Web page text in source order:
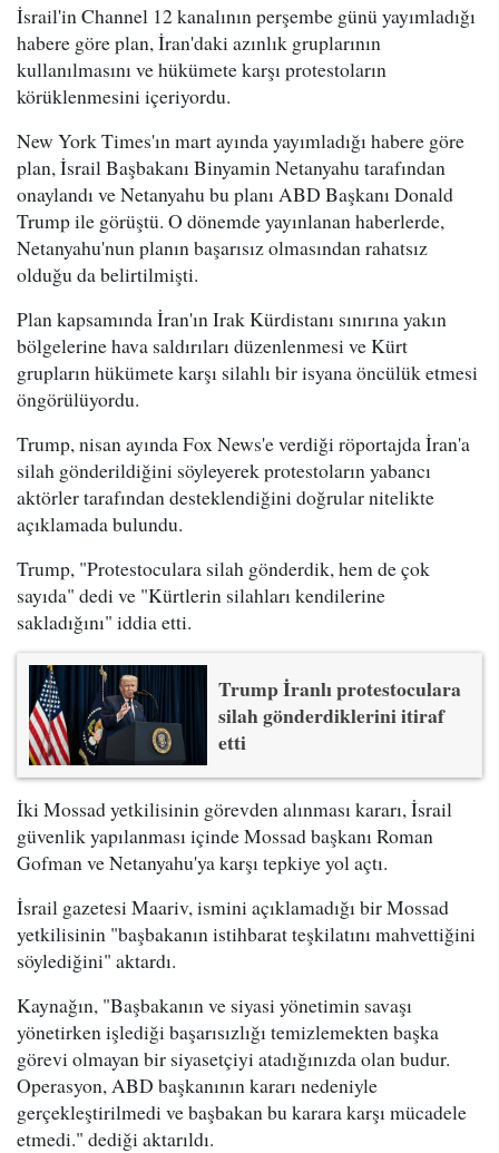
İsrail'in Channel 12 kanalının perşembe günü yayımladığı
habere göre plan, İran'daki azınlık gruplarının
kullanılmasını ve hükümete karşı protestoların
körüklenmesini içeriyordu.
New York Times'ın mart ayında yayımladığı habere göre
plan, İsrail Başbakanı Binyamin Netanyahu tarafından
onaylandı ve Netanyahu bu planı ABD Başkanı Donald
Trump ile görüştü. O dönemde yayınlanan haberlerde,
Netanyahu'nun planın başarısız olmasından rahatsız
olduğu da belirtilmişti.
Plan kapsamında İran'ın Irak Kürdistanı sınırına yakın
bölgelerine hava saldırıları düzenlenmesi ve Kürt
grupların hükümete karşı silahlı bir isyana öncülük etmesi
öngörülüyordu.
Trump, nisan ayında Fox News'e verdiği röportajda İran'a
silah gönderildiğini söyleyerek protestoların yabancı
aktörler tarafından desteklendiğini doğrular nitelikte
açıklamada bulundu.
Trump, "Protestoculara silah gönderdik, hem de çok
sayıda" dedi ve "Kürtlerin silahları kendilerine
sakladığını" iddia etti.
Trump İranlı protestoculara
silah gönderdiklerini itiraf
etti
İki Mossad yetkilisinin görevden alınması kararı, İsrail
güvenlik yapılanması içinde Mossad başkanı Roman
Gofman ve Netanyahu'ya karşı tepkiye yol açtı.
İsrail gazetesi Maariv, ismini açıklamadığı bir Mossad
yetkilisinin "başbakanın istihbarat teşkilatını mahvettiğini
söylediğini" aktardı.
Kaynağın, "Başbakanın ve siyasi yönetimin savaşı
yönetirken işlediği başarısızlığı temizlemekten başka
görevi olmayan bir siyasetçiyi atadığınızda olan budur.
Operasyon, ABD başkanının kararı nedeniyle
gerçekleştirilmedi ve başbakan bu karara karşı mücadele
etmedi." dediği aktarıldı.